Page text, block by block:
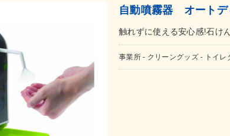
自動噴霧器 オートデ
触れずに使える安心感!石け
事業所 - クリーングッズ - トイレ